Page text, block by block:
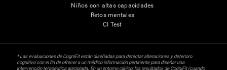
Niños con altas capacidades
Retos mentales
CI Test
* Las evaluaciones de CogniFit están diseñadas para detectar alteraciones y deterioro
cognitivo con el fin de ofrecer a un médico información pertinente para diseñar una
intervención terapéutica apropiada. En un entorno clínico, los resultados de CogniFit (cuando